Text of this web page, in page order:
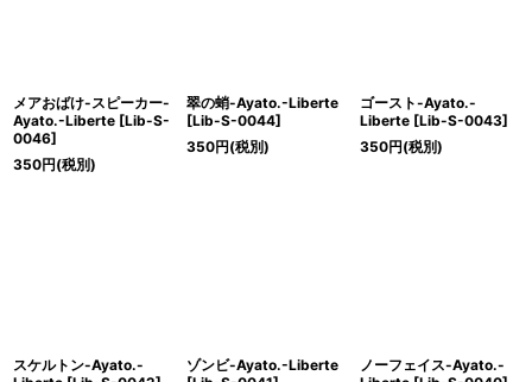
メアおばけ-スピーカー-
Ayato.-Liberte [Lib-S-
0046]
350円(税別)
翠の蛸-Ayato.-Liberte
[Lib-S-0044]
350円(税別)
ゴースト-Ayato.-
Liberte [Lib-S-0043]
350円(税別)
スケルトン-Ayato.-
ゾンビ-Ayato.-Liberte
ノーフェイス-Ayato.-